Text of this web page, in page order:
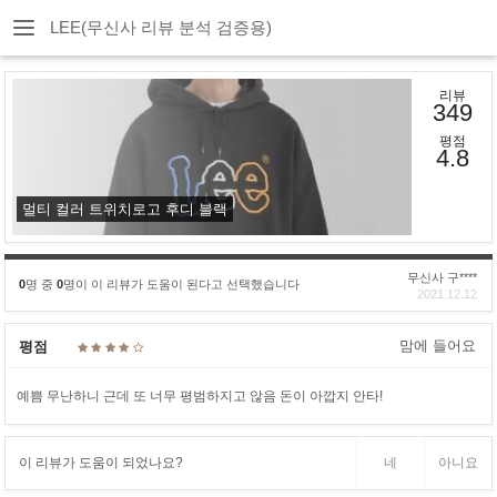
LEE(무신사 리뷰 분석 검증용)
멀티 컬러 트위치로고 후디 블랙
리뷰
349
평점
4.8
0명 중 0명이 이 리뷰가 도움이 된다고 선택했습니다
무신사 구****
2021.12.12
평점 맘에 들어요
예쁨 무난하니 근데 또 너무 평범하지고 않음 돈이 아깝지 안타!
이 리뷰가 도움이 되었나요? 네 아니요